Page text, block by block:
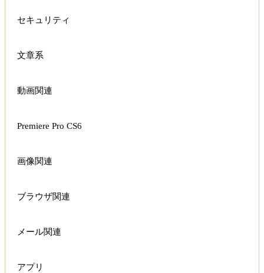
セキュリティ
文章系
動画関連
Premiere Pro CS6
画像関連
ブラウザ関連
メール関連
アプリ